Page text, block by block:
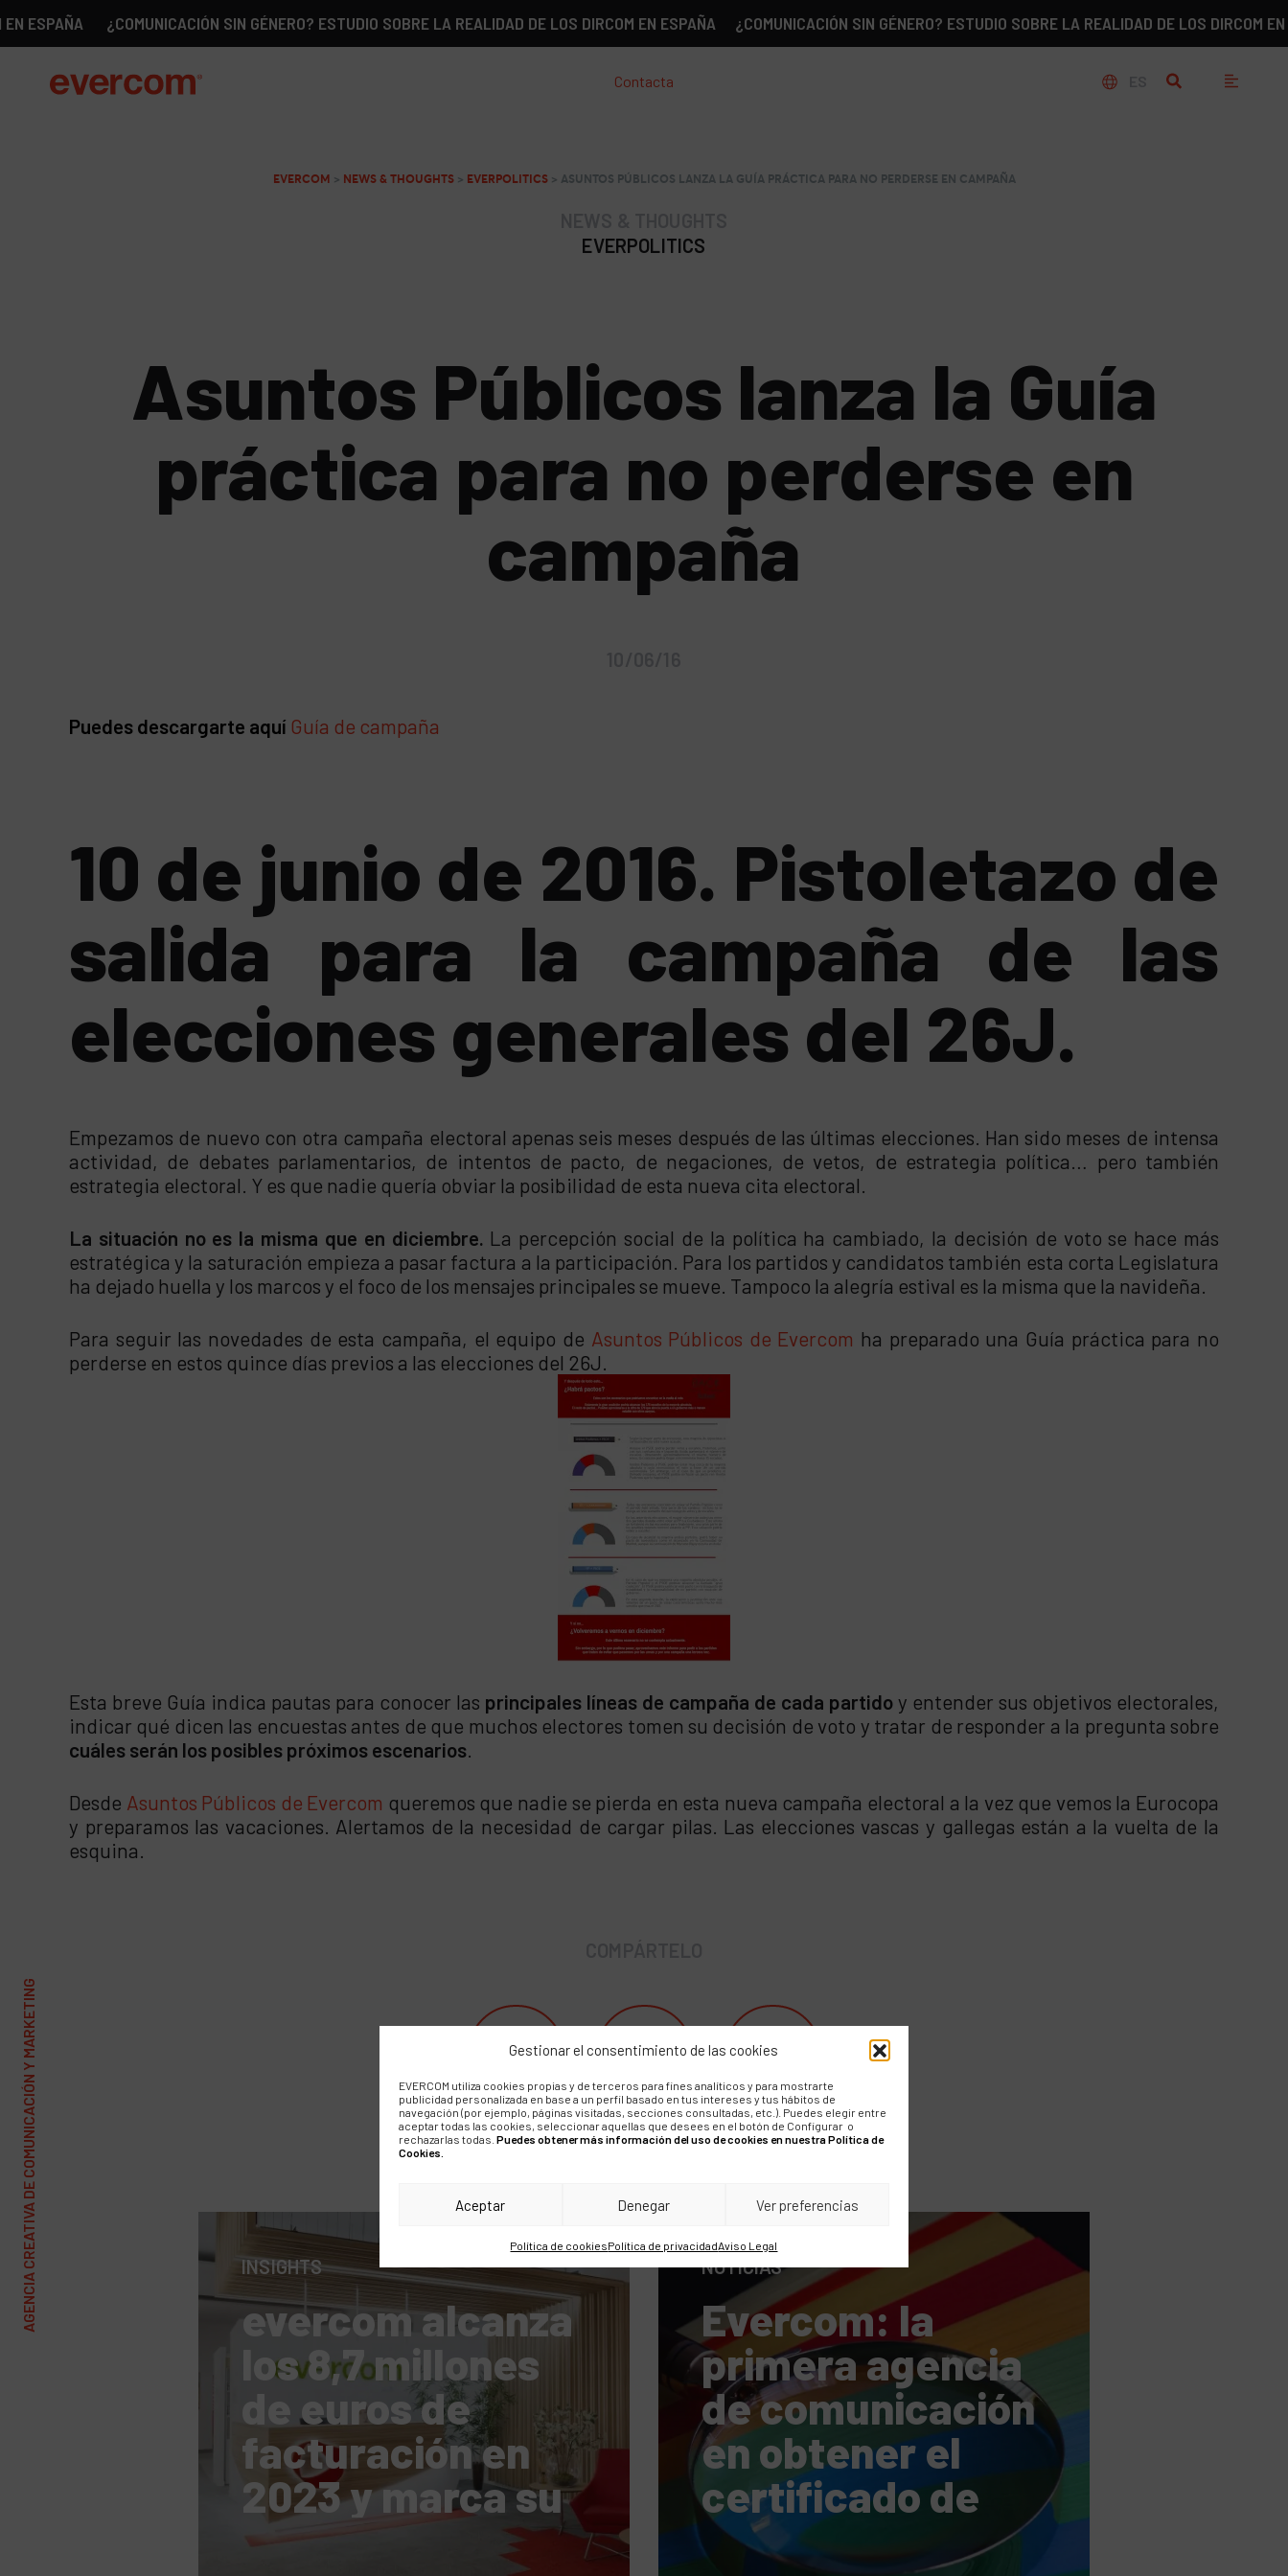
Gestionar el consentimiento de las cookies
EVERCOM utiliza cookies propias y de terceros para fines analíticos y para mostrarte
publicidad personalizada en base a un perfil basado en tus intereses y tus hábitos de
navegación (por ejemplo, páginas visitadas, secciones consultadas, etc.). Puedes elegir entre
aceptar todas las cookies, seleccionar aquellas que desees en el botón de Configurar o
rechazarlas todas. Puedes obtener más información del uso de cookies en nuestra Política de
Cookies.
Aceptar Denegar Ver preferencias
Política de cookiesPolítica de privacidadAviso Legal
¿COMUNICACIÓN SIN GÉNERO? ESTUDIO SOBRE LA REALIDAD DE LOS DIRCOM EN ESPAÑA ¿COMUNICACIÓN SIN GÉNERO? ESTUDIO SOBRE LA REALIDAD DE LOS DIRCOM EN ESPAÑA
Contacta
AGENCIA CREATIVA DE COMUNICACIÓN Y MARKETING
EVERCOM > NEWS & THOUGHTS> EVERPOLITICS> ASUNTOS PÚBLICOS LANZA LA GUÍA PRÁCTICA PARA NO PERDERSE EN CAMPAÑA
EVERPOLITICS
Asuntos Públicos lanza la Guía
práctica para no perderse en
campaña
Puedes descargarte aquí Guía de campaña
10 de junio de 2016. Pistoletazo de
salida para la campaña de las
elecciones generales del 26J.
Empezamos de nuevo con otra campaña electoral apenas seis meses después de las últimas elecciones. Han sido meses de intensa
actividad, de debates parlamentarios, de intentos de pacto, de negaciones, de vetos, de estrategia política… pero también
estrategia electoral. Y es que nadie quería obviar la posibilidad de esta nueva cita electoral.
La situación no es la misma que en diciembre. La percepción social de la política ha cambiado, la decisión de voto se hace más
estratégica y la saturación empieza a pasar factura a la participación. Para los partidos y candidatos también esta corta Legislatura
ha dejado huella y los marcos y el foco de los mensajes principales se mueve. Tampoco la alegría estival es la misma que la navideña.
Para seguir las novedades de esta campaña, el equipo de Asuntos Públicos de Evercom ha preparado una Guía práctica para no
perderse en estos quince días previos a las elecciones del 26J.
Esta breve Guía indica pautas para conocer las principales líneas de campaña de cada partido y entender sus objetivos electorales,
indicar qué dicen las encuestas antes de que muchos electores tomen su decisión de voto y tratar de responder a la pregunta sobre
cuáles serán los posibles próximos escenarios.
Desde Asuntos Públicos de Evercom queremos que nadie se pierda en esta nueva campaña electoral a la vez que vemos la Eurocopa
y preparamos las vacaciones. Alertamos de la necesidad de cargar pilas. Las elecciones vascas y gallegas están a la vuelta de la
esquina.
INSIGHTS
evercom alcanza
los 8,7 millones
de euros de
facturación en
2023 y marca su
estrategia para
NOTICIAS
Evercom: la
primera agencia
de comunicación
en obtener el
certificado de
calidad ISO 9001